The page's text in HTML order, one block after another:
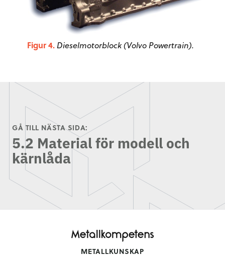
Figur 4.Dieselmotorblock (Volvo Powertrain).
GÅ TILL NÄSTA SIDA:
5.2 Material för modell och
kärnlåda
METALLKUNSKAP